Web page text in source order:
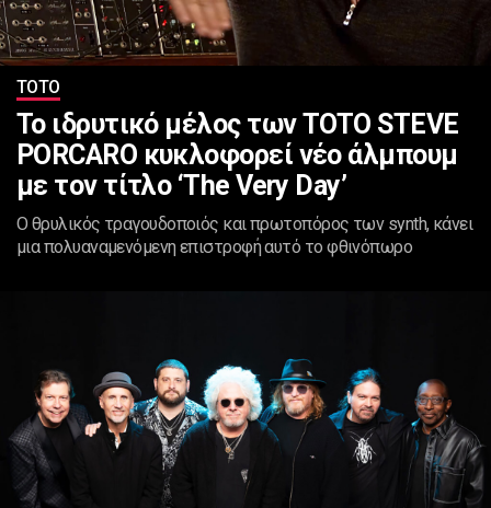
ΤΟΤΟ
Το ιδρυτικό μέλος των TOTO STEVE
PORCARO κυκλοφορεί νέο άλμπουμ
με τον τίτλο ‘The Very Day’
Ο θρυλικός τραγουδοποιός και πρωτοπόρος των synth, κάνει
μια πολυαναμενόμενη επιστροφή αυτό το φθινόπωρο